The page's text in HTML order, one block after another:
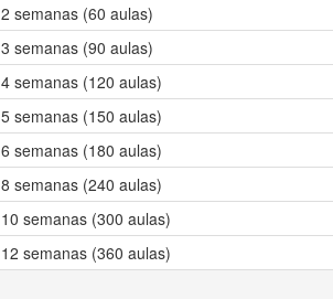
2 semanas (60 aulas)
3 semanas (90 aulas)
4 semanas (120 aulas)
5 semanas (150 aulas)
6 semanas (180 aulas)
8 semanas (240 aulas)
10 semanas (300 aulas)
12 semanas (360 aulas)